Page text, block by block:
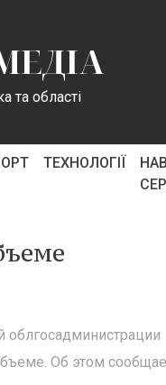
та області
ТЕХНОЛОГІЇ
облгосадминистрации
Об этом